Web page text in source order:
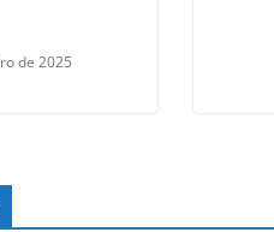
de 2025